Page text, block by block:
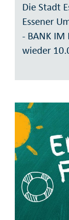
Die Stadt
Essener
- BANK IM
wieder